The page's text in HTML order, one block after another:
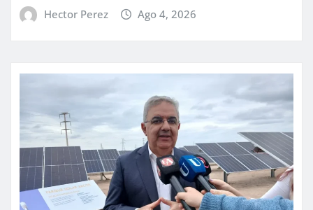
Hector Perez Ago 4, 2026